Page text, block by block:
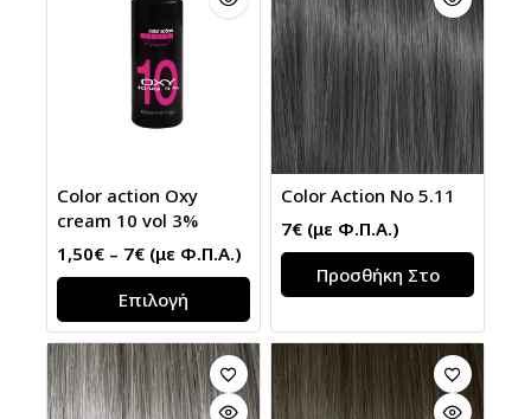
Color action Oxy
cream 10 vol 3%
1,50€ – 7€ (με Φ.Π.Α.)
Επιλογή
Color Action No 5.11
7€ (με Φ.Π.Α.)
Προσθήκη Στο